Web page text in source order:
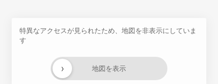
特異なアクセスが見られたため、地図を非表示にしていま
す
地図を表示
›